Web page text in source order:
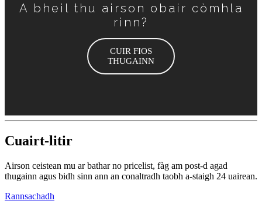
A bheil thu airson obair còmhla
rinn?
CUIR FIOS
THUGAINN
Cuairt-litir
Airson ceistean mu ar bathar no pricelist, fàg am post-d agad
thugainn agus bidh sinn ann an conaltradh taobh a-staigh 24 uairean.
Rannsachadh